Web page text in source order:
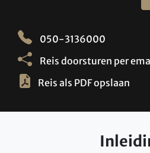
050-3136000
Reis doorsturen per
Reis als PDF opslaan